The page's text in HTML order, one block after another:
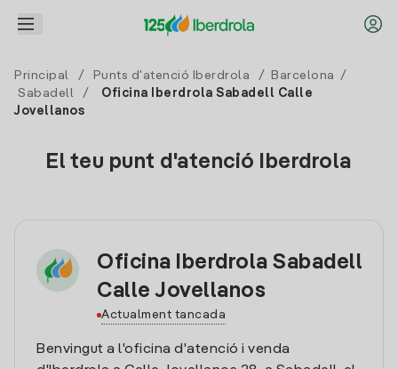
Principal / Punts d'atenció Iberdrola / Barcelona
/
Sabadell
/
Oficina Iberdrola Sabadell Calle
Jovellanos
El teu punt d'atenció Iberdrola
Oficina Iberdrola Sabadell
Calle Jovellanos
Actualment tancada
Benvingut a l'oficina d'atenció i venda